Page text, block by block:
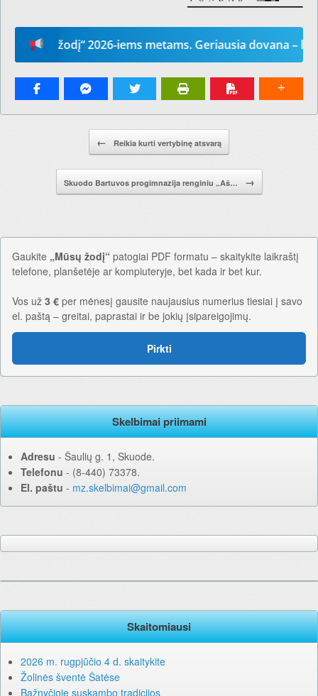
žodį“ 2026-iems metams. Geriausia dovana –
← Reikia kurti vertybinę atsvarą
Skuodo Bartuvos progimnazija renginiu „Aš… →
Gaukite „Mūsų žodį“ patogiai PDF formatu – skaitykite laikraštį
telefone, planšetėje ar kompiuteryje, bet kada ir bet kur.
Vos už 3 € per mėnesį gausite naujausius numerius tiesiai į savo
el. paštą – greitai, paprastai ir be jokių įsipareigojimų.
Pirkti
Skelbimai priimami
Adresu ‐ Šaulių g. 1, Skuode.
Telefonu ‐ (8-440) 73378.
El. paštu ‐ mz.skelbimai@gmail.com
Skaitomiausi
2026 m. rugpjūčio 4 d. skaitykite
Žolinės šventė Šatėse
Bažnyčioje suskambo tradicijos